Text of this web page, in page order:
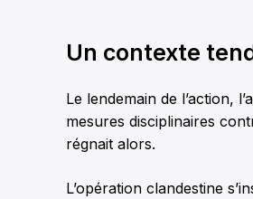
Un contexte
Le lendemain de l’action,
mesures disciplinaires
régnait alors.
L’opération clandestine